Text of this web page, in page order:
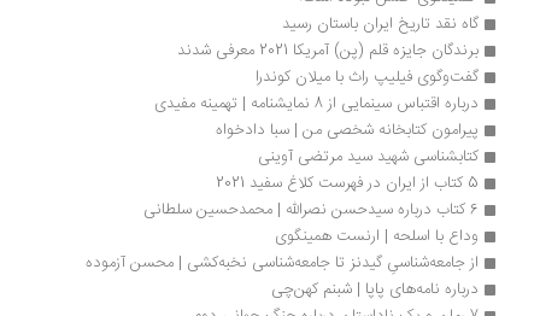
گاه نقد تاریخ ایران باستان رسید
برندگان جایزه قلم (پن) آمریکا 2021 معرفی شدند
گفت‌وگوی فیلیپ راث با میلان کوندرا
درباره اقتباس سینمایی از 8 نمایشنامه | تهمینه مفیدی
پیرامون کتابخانه شخصی من | سبا دادخواه
کتابشناسی شهید سید مرتضی آوینی
وداع با اسلحه | ارنست همینگوی
از جامعه‌شناسیِ گیدنز تا جامعه‌شناسی نخبه‌کشی | محسن آزموده
درباره نامه‌های پاپا | شبنم کهن‌چی